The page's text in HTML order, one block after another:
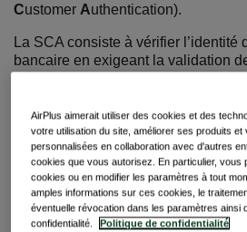
Customer Authentication).
La SCA consiste à vérifier l’identité
bancaire en exigeant la validation
suivantes :
Facteur de connaissance.Le
information qu’ilconnaît,
de passe.
Facteur de possession.Le
élément qu’ilpossède,
ou une carte.
AirPlus aimerait utiliser des cookies et des
votre utilisation du site, améliorer ses produits
personnalisées en collaboration avec d'autres
cookies que vous autorisez. En particulier, vous
cookies ou en modifier les paramètres à tout
amples informations sur ces cookies, le
éventuelle révocation dans les paramètres ainsi
confidentialité.
Politique de confidentialité